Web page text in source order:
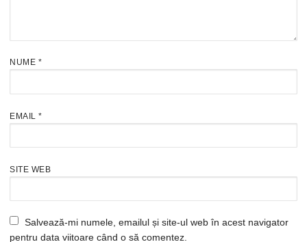
NUME *
EMAIL *
SITE WEB
Salvează-mi numele, emailul și site-ul web în acest navigator
pentru data viitoare când o să comentez.